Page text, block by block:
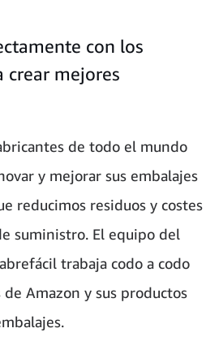
con los
crear mejores
de todo el mundo
y mejorar sus embalajes
reducimos residuos y costes
suministro. El equipo del
trabaja codo a codo
Amazon y sus productos